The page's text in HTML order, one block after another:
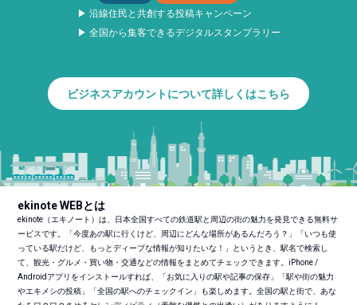
▶ 沿線住民と共創する投稿キャンペーン
▶ 全国から集客できるデジタルスタンプラリー
ビジネスアカウントについて詳しくはこちら
ekinote WEBとは
ekinote（エキノート）は、日本全国すべての鉄道駅と周辺の街の魅力を発見できる無料サ
ービスです。「今度あの駅に行くけど、周辺にどんな場所があるんだろう？」「いつも使
っている駅だけど、もっとディープな情報が知りたいな！」というとき、駅名で検索し
て、観光・グルメ・買い物・交通などの情報をまとめてチェックできます。iPhone /
Androidアプリをインストールすれば、「お気に入りの駅や記事の保存」「駅や街の魅力
やエキメシの投稿」「全国の駅へのチェックイン」も楽しめます。全国の駅と街で、あな